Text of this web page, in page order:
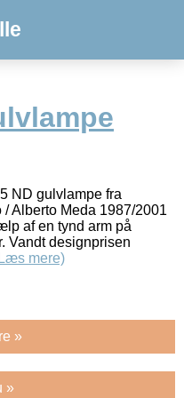
ND gulvlampe fra
Alberto Meda 1987/2001
af en tynd arm på
Vandt designprisen
mere)
»
»